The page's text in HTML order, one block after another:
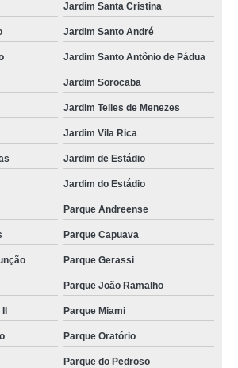
transportadora Santo André
moto Vila Vivaldi
presentes Vila Santa Maria
Telles de Menezes
expressa Vila Apiay
flores Vila São José
roupa Jardim Ipanema
expressa Jardim Paraíso
de documentos Jardim Rosinha
moto Eldorado
Inamar
Jardim Santa Cristina
Jardim Santo André
Jardim Santo Antônio de Pádua
Jardim Sorocaba
Jardim Telles de Menezes
Jardim Vila Rica
Jardim de Estádio
Jardim do Estádio
Parque Andreense
Parque Capuava
Parque Gerassi
Parque João Ramalho
Parque Miami
Parque Oratório
Parque do Pedroso